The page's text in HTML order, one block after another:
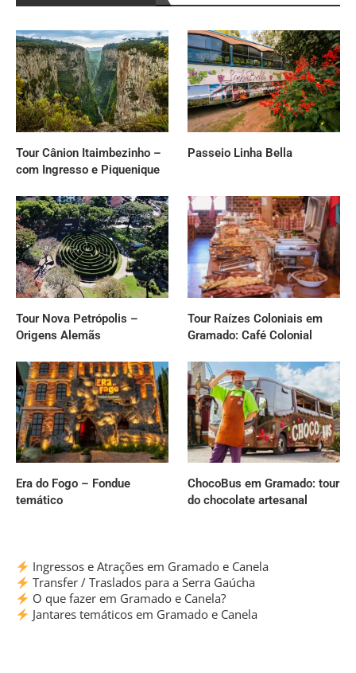
Tour Cânion Itaimbezinho –
com Ingresso e Piquenique
Passeio Linha Bella
Tour Nova Petrópolis –
Origens Alemãs
Tour Raízes Coloniais em
Gramado: Café Colonial
Era do Fogo – Fondue
temático
ChocoBus em Gramado: tour
do chocolate artesanal
Ingressos e Atrações em Gramado e Canela
Transfer / Traslados para a Serra Gaúcha
O que fazer em Gramado e Canela?
Jantares temáticos em Gramado e Canela